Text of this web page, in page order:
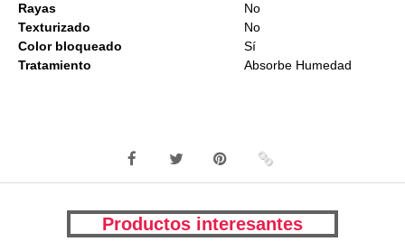
Rayas
No
Texturizado
No
Color bloqueado
Sí
Tratamiento
Absorbe Humedad
Productos interesantes